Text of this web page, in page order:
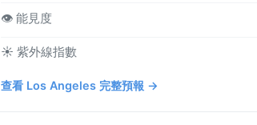
👁️ 能見度
☀️ 紫外線指數
查看 Los Angeles 完整預報 →